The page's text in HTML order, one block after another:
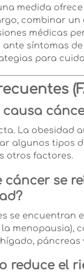
medida
combinar un
médicas
síntomas
para
La obesidad
algunos tipos
otros factores.
cáncer se
se encuentran
menopausia),
páncreas
reduce el